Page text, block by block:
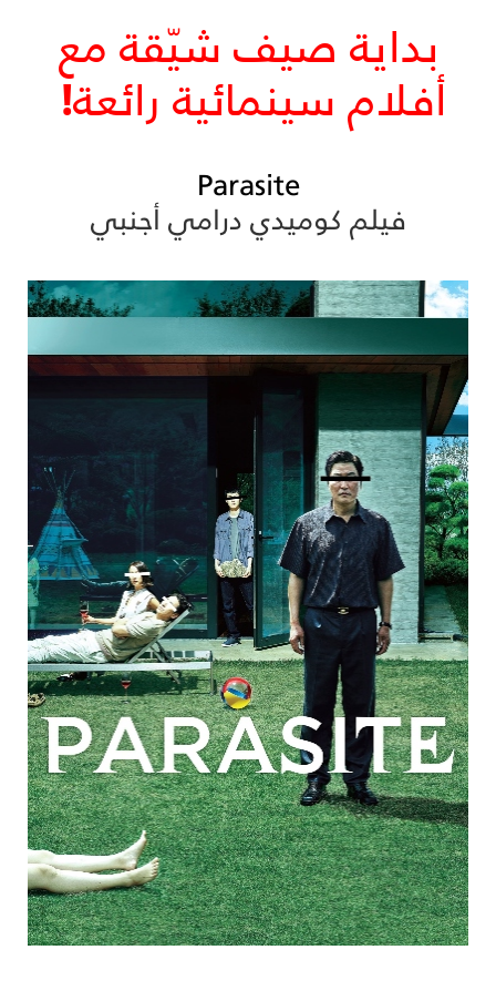
بداية صيف شيّقة مع
أفلام سينمائية رائعة!
Parasite
فيلم كوميدي درامي أجنبي